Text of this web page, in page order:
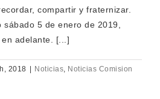
compartir y fraternizar.
5 de enero de 2019,
adelante. [...]
2018 Noticias, Noticias Comision